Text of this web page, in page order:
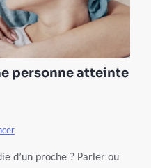
personne atteinte
d’un proche ? Parler ou